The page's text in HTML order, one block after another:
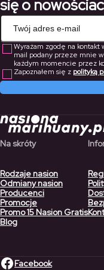
się o
Wyrażam zgodę na
mail podany przeze mnie
każdym momencie przez
Zapoznałem się z polityką
Na skróty
Rodzaje nasion
Odmiany nasion
Producenci
Promocje
Promo 15 Nasion Gratis
Blog
Facebook